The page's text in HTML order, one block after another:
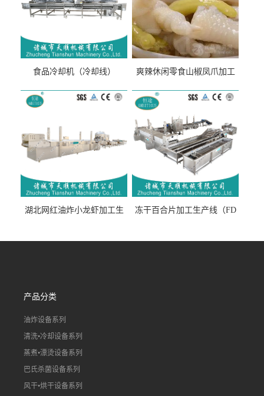
食品冷却机（冷却线）
爽辣休闲零食山椒凤爪加工
流水线）
湖北网红油炸小龙虾加工生
线）
冻干百合片加工生产线（FD
线）
产品分类
油炸设备系列
清洗•冷却设备系列
蒸煮•漂烫设备系列
巴氏杀菌设备系列
风干•烘干设备系列